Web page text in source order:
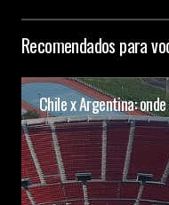
Recomendados para
Chile x Argentina: